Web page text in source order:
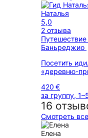
Наталья
5,0
2 отзыва
Баньреджио
Посетить
«деревню-
420 €
за группу,
16
Смотреть все
Елена